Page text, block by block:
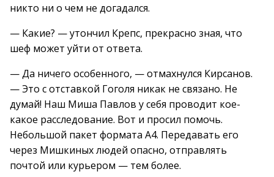
никто ни о чем не догадался.
— Какие? — утончил Крепс, прекрасно зная, что
шеф может уйти от ответа.
— Да ничего особенного, — отмахнулся Кирсанов.
— Это с отставкой Гоголя никак не связано. Не
думай! Наш Миша Павлов у себя проводит кое-
какое расследование. Вот и просил помочь.
Небольшой пакет формата А4. Передавать его
через Мишкиных людей опасно, отправлять
почтой или курьером — тем более.